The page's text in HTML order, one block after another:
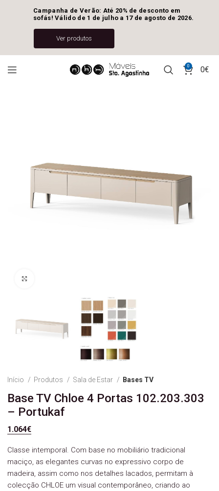
0 0€
Início Produtos Sala de Estar Bases TV
Base TV Chloe 4 Portas 102.203.303
– Portukaf
1.064€
Classe intemporal. Com base no mobiliário tradicional
maciço, as elegantes curvas no expressivo corpo de
madeira, assim como nos detalhes lacados, permitam à
colecção CHLOE um visual contemporâneo, criando ao
Campanha de Verão: Até 20% de desconto em
sofás! Válido de 1 de julho a 17 de agosto de 2026.
Ver produtos